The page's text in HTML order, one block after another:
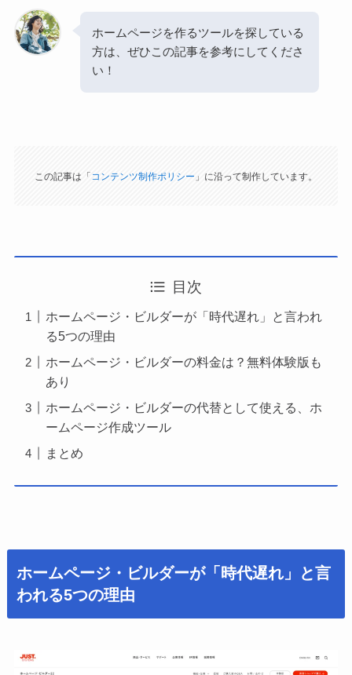
ホームページを作るツールを探している
方は、ぜひこの記事を参考にしてくださ
い！
この記事は「 コンテンツ制作ポリシー 」に沿って制作しています。
目次
ホームページ・ビルダーが「時代遅れ」と言われ
る5つの理由
ホームページ・ビルダーの料金は？無料体験版も
あり
ホームページ・ビルダーの代替として使える、ホ
ームページ作成ツール
まとめ
ホームページ・ビルダーが「時代遅れ」と言
われる5つの理由